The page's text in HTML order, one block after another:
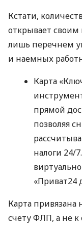
Кстати,
открывает
лишь перечнем
и наемных
Карта
прямой
позволяя
налоги 24/
«Приват24
Карта
счету ФЛП, а не к